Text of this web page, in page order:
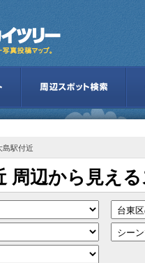
島駅付近
周辺から見え